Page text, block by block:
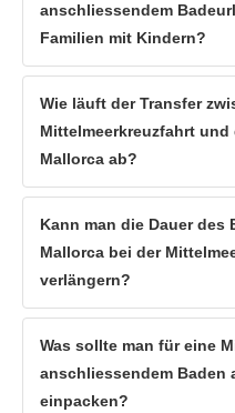
anschliessendem
Familien mit Kindern?
Wie läuft der Transfer
Mittelmeerkreuzfahrt
Mallorca ab?
Kann man die Dauer des
Mallorca bei der
verlängern?
Was sollte man für eine
anschliessendem Baden
einpacken?